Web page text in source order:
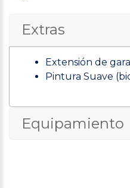
Extras
Extensión de
Pintura Suave
Equipamiento